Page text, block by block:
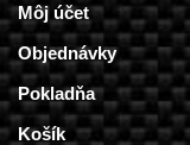
Môj účet
Objednávky
Pokladňa
Košík